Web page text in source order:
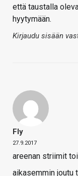
että taustalla
hyytymään.
Kirjaudu sisään
Fly
27.9.2017
areenan striimit
aikasemmin joutu